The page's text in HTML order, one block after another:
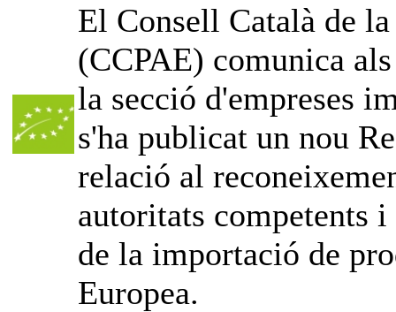
El Consell Català de
(CCPAE) comunica
la secció d'empreses
s'ha publicat un nou
relació al
autoritats competents
de la importació de
Europea.